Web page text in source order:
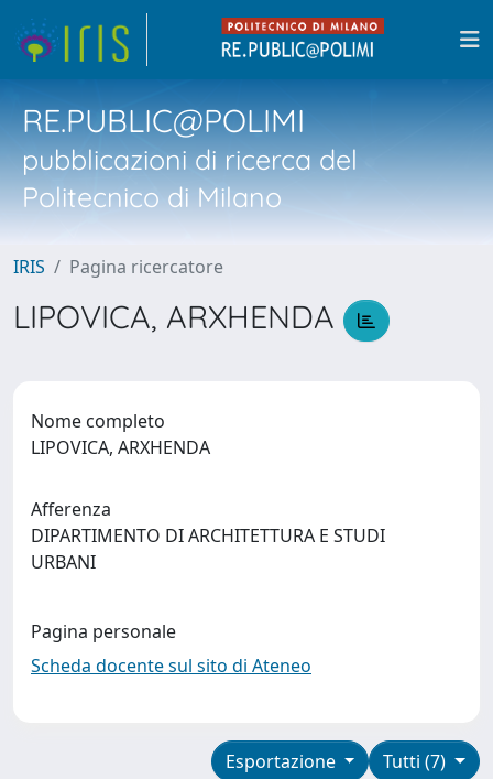
RE.PUBLIC@POLIMI
pubblicazioni di ricerca del
Politecnico di Milano
IRIS Pagina ricercatore
LIPOVICA, ARXHENDA
Nome completo
LIPOVICA, ARXHENDA
Afferenza
DIPARTIMENTO DI ARCHITETTURA E STUDI
URBANI
Pagina personale
Scheda docente sul sito di Ateneo
Tutti (7)
Esportazione